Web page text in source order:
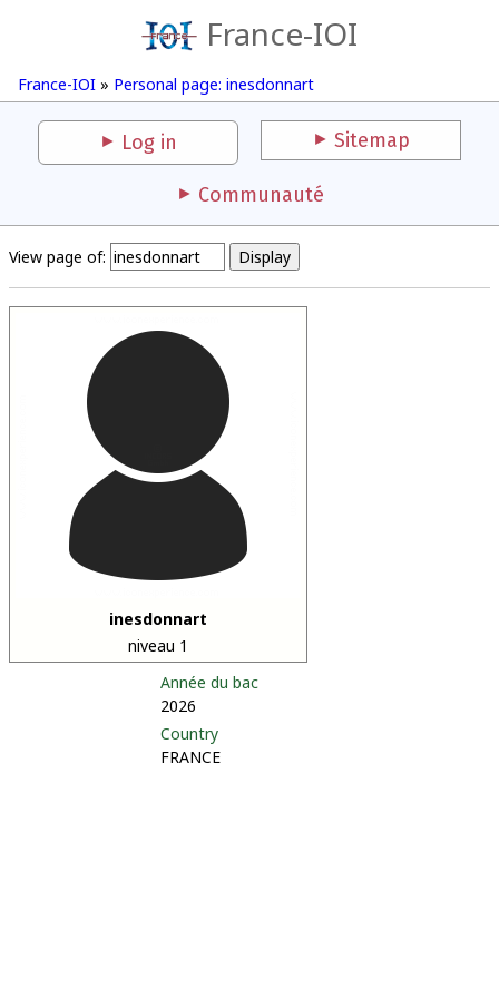
France-IOI
France-IOI » Personal page: inesdonnart
Log in Sitemap
Communauté
View page of:
inesdonnart
niveau 1
Année du bac
2026
Country
FRANCE